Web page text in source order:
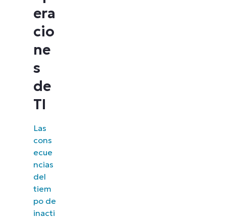
era
cio
ne
s
de
TI
Las
cons
ecue
ncias
del
tiem
po de
inacti